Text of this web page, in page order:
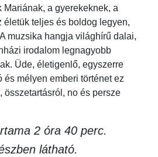
Mariának, a gyerekeknek, a
életük teljes és boldog legyen,
muzsika hangja világhírű dalai,
irodalom legnagyobb
Üde, életigenlő, egyszerre
és mélyen emberi történet ez
összetartásról, no és persze
2 óra 40 perc.
látható.